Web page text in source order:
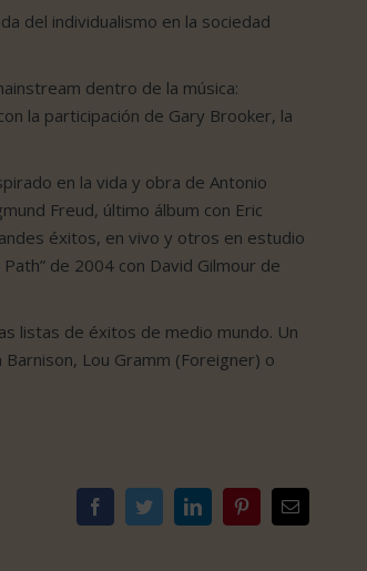
del individualismo en la sociedad
dentro de la música:
la participación de Gary Brooker, la
en la vida y obra de Antonio
Freud, último álbum con Eric
éxitos, en vivo y otros en estudio
de 2004 con David Gilmour de
listas de éxitos de medio mundo. Un
Lou Gramm (Foreigner) o
FacebookTwitterLinkedInPinterestCorreo
electrónico